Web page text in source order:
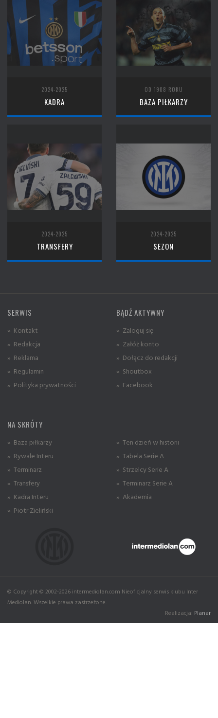
2024-2025
KADRA
OD 1908 ROKU
BAZA PIŁKARZY
2024-2025
TRANSFERY
2024-2025
SEZON
SERWIS
» Kontakt
» Redakcja
» Reklama
» Regulamin
» Polityka prywatności
BĄDŹ AKTYWNY
» Zaloguj się
» Załóż konto
» Dołącz do redakcji
» Shoutbox
» Facebook
NA SKRÓTY
» Baza piłkarzy
» Rywale Interu
» Terminarz
» Transfery
» Kadra Interu
» Piotr Zieliński
» Ten dzień w historii
» Tabela Serie A
» Strzelcy Serie A
» Terminarz Serie A
» Akademia
© Copyright © 2002-2026 intermediolan.com Nieoficjalny serwis klubu Inter
Mediolan. Wszelkie prawa zastrzeżone.
Realizacja: Planar